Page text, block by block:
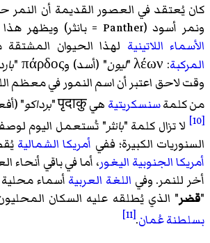
كان يُعتقد في العصور القديمة أن النمر
ونمر أسود (Panther = بانثر) ويظهر هذا الأمر جليّا اليوم في
الأسماء اللاتينية لهذا الحيوان
المركبة: λέων " ليون" (أسد) وπάρδος "
وقت لاحق اعتبر أن اسم النمور في معظم
من كلمةسنسكريتية هي पृदाकु " برداكو"
[10]
لا تزال كلمة "بانثر" تُستعمل اليوم
السنوريات الكبيرة؛ ففي أمريكا الشمالية
أمريكا الجنوبية اليغور، أما في باقي أنحاء
أخر للنمر. وفي اللغة العربية أسماء
"قضر" الذي يُطلقه عليه السكان
بسلطنة عُمان.
[11]